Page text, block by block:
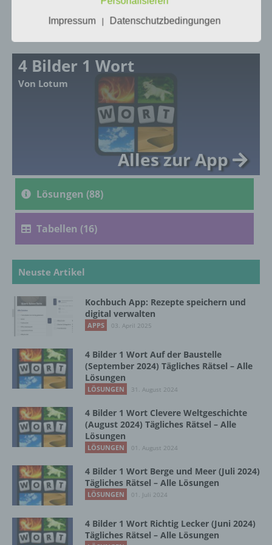
Tägliches Bonus
Rätsel
Tägliches Bonus
Rätsel
4 Bilder 1 Wort
Von Lotum
Alles zur App
Lösungen (88)
Tabellen (16)
Neuste Artikel
Kochbuch App: Rezepte speichern und
digital verwalten
APPS 03. April 2025
4 Bilder 1 Wort Auf der Baustelle
(September 2024) Tägliches Rätsel – Alle
Lösungen
LÖSUNGEN 31. August 2024
4 Bilder 1 Wort Clevere Weltgeschichte
(August 2024) Tägliches Rätsel – Alle
Lösungen
LÖSUNGEN 01. August 2024
4 Bilder 1 Wort Berge und Meer (Juli 2024)
Tägliches Rätsel – Alle Lösungen
LÖSUNGEN 01. Juli 2024
4 Bilder 1 Wort Richtig Lecker (Juni 2024)
Tägliches Rätsel – Alle Lösungen
a) personenbezogene Daten
Personenbezogene Daten sind alle
Informationen, die sich auf eine identifizierte
oder identifizierbare natürliche Person (im
Folgenden „betroffene Person") beziehen.
Als identifizierbar wird eine natürliche
Person angesehen, die direkt oder indirekt,
insbesondere mittels Zuordnung zu einer
Kennung wie einem Namen, zu einer
Kennnummer, zu Standortdaten, zu einer
Online-Kennung oder zu einem oder
mehreren besonderen Merkmalen, die
genetischen, psychischen, wirtschaftlichen,
kulturellen oder sozialen Identität dieser
Betroffene Person ist jede identifizierte oder
personenbezogene Daten von dem für die
Verarbeitung Verantwortlichen verarbeitet
werden.
c) Verarbeitung
Verarbeitung ist jeder mit oder ohne Hilfe
automatisierter Verfahren ausgeführte
Vorgang oder jede solche Vorgangsreihe im
Zusammenhang mit personenbezogenen
Daten wie das Erheben, das Erfassen, die
Organisation, das Ordnen, die Speicherung,
Auslesen, das Abfragen, die Verwendung,
die Offenlegung durch Übermittlung,
Impressum
Datenschutzbedingungen